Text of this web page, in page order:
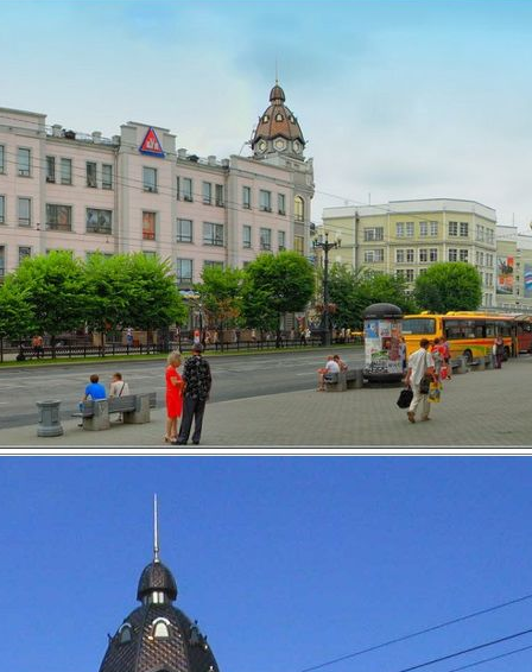
Расположение:
ул. Муравьева-Амурского,23
Общая площадь здания:
9 038 м2
Сдаваемая в аренду площадь здания:
8 000 м2
Этажность:
5 этажей
Парковка:
Открытая наземная охраняемая
Посещаемость:
5000 чел/сутки
Время работы ТЦ:
Пн-Суб 10:00-20:00, Вс 10:00-19:00